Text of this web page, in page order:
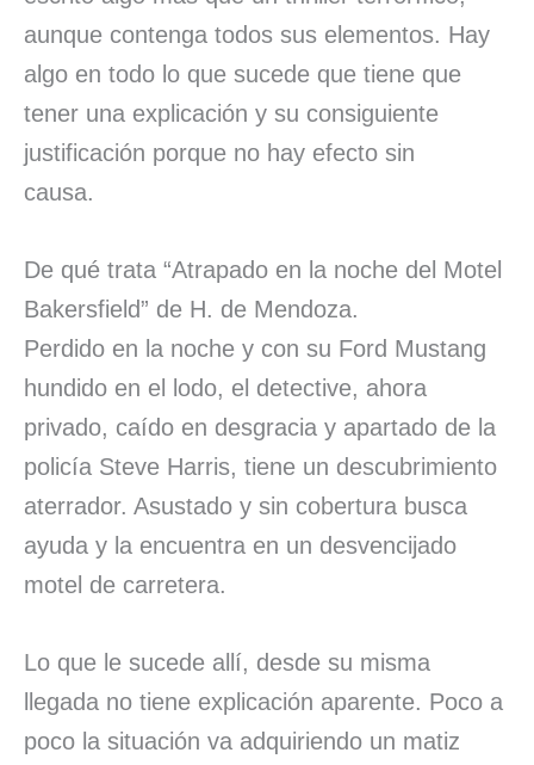
aunque contenga todos sus elementos. Hay
algo en todo lo que sucede que tiene que
tener una explicación y su consiguiente
justificación porque no hay efecto sin
causa.
De qué trata “Atrapado en la noche del Motel
Bakersfield” de H. de Mendoza.
Perdido en la noche y con su Ford Mustang
hundido en el lodo, el detective, ahora
privado, caído en desgracia y apartado de la
policía Steve Harris, tiene un descubrimiento
aterrador. Asustado y sin cobertura busca
ayuda y la encuentra en un desvencijado
motel de carretera.
Lo que le sucede allí, desde su misma
llegada no tiene explicación aparente. Poco a
poco la situación va adquiriendo un matiz